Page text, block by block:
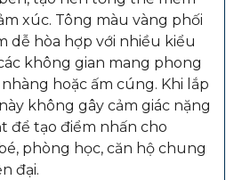
xúc. Tông màu vàng phối
dễ hòa hợp với nhiều kiểu
không gian mang phong
hoặc ấm cúng. Khi lắp
không gây cảm giác nặng
để tạo điểm nhấn cho
phòng học, căn hộ chung
đại.